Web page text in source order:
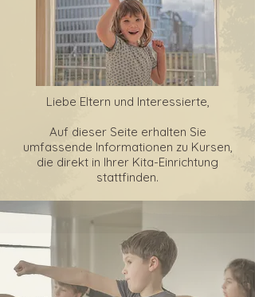
Liebe Eltern und Interessierte,
Auf dieser Seite erhalten Sie
umfassende Informationen zu Kursen,
die direkt in Ihrer Kita-Einrichtung
stattfinden.